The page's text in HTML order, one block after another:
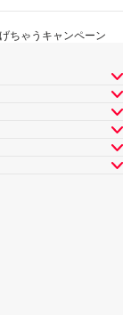
ちゃうキャンペーン